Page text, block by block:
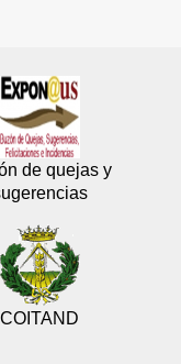
de quejas y
COITAND